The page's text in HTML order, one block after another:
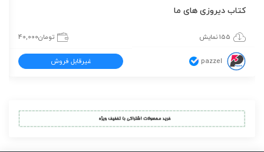
کتاب دیروزی های ما
155 نمایش تومان40,000
pazzel غیرقابل فروش